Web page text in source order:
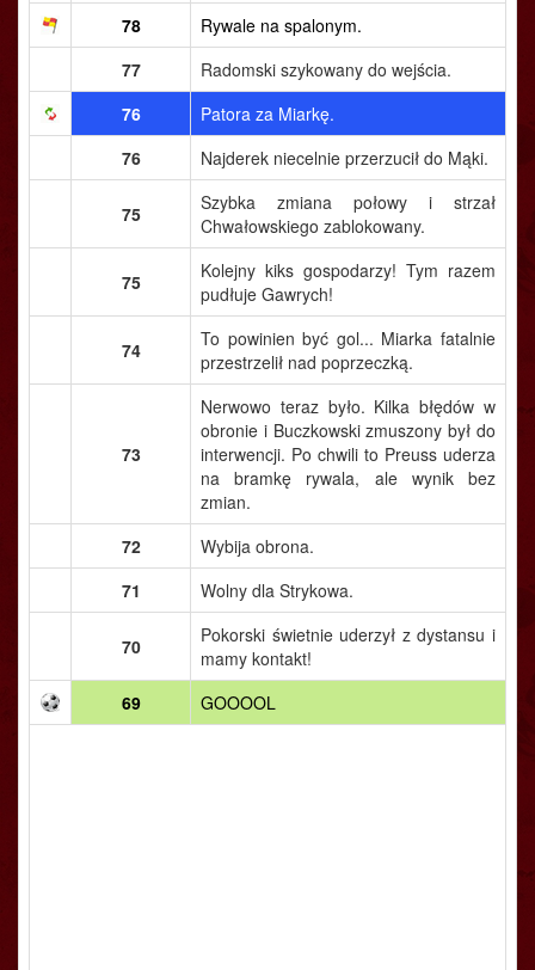
78
Rywale na spalonym.
77
Radomski szykowany do wejścia.
76
Patora za Miarkę.
76
Najderek niecelnie przerzucił do Mąki.
75
Szybka zmiana połowy i strzał
Chwałowskiego zablokowany.
75
Kolejny kiks gospodarzy! Tym razem
pudłuje Gawrych!
74
To powinien być gol... Miarka fatalnie
przestrzelił nad poprzeczką.
73
Nerwowo teraz było. Kilka błędów w
obronie i Buczkowski zmuszony był do
interwencji. Po chwili to Preuss uderza
na bramkę rywala, ale wynik bez
zmian.
72
Wybija obrona.
71
Wolny dla Strykowa.
70
Pokorski świetnie uderzył z dystansu i
mamy kontakt!
69
GOOOOL